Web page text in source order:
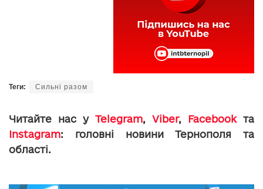
Теги: Сильні разом
Читайте нас у Telegram, Viber, Facebookта
Instagram: головні новини Тернополя та
області.